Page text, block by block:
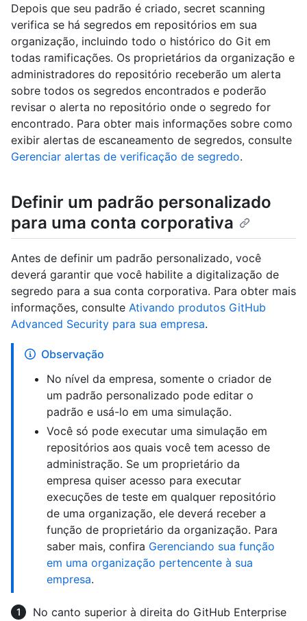
Depois que seu padrão é criado, secret scanning
verifica se há segredos em repositórios em sua
organização, incluindo todo o histórico do Git em
todas ramificações. Os proprietários da organização e
administradores do repositório receberão um alerta
sobre todos os segredos encontrados e poderão
revisar o alerta no repositório onde o segredo for
encontrado. Para obter mais informações sobre como
exibir alertas de escaneamento de segredos, consulte
Gerenciar alertas de verificação de segredo.
Definir um padrão personalizado
para uma conta corporativa
Antes de definir um padrão personalizado, você
deverá garantir que você habilite a digitalização de
segredo para a sua conta corporativa. Para obter mais
informações, consulte Ativando produtos GitHub
Advanced Security para sua empresa.
Observação
No nível da empresa, somente o criador de
um padrão personalizado pode editar o
padrão e usá-lo em uma simulação.
Você só pode executar uma simulação em
repositórios aos quais você tem acesso de
administração. Se um proprietário da
empresa quiser acesso para executar
execuções de teste em qualquer repositório
de uma organização, ele deverá receber a
função de proprietário da organização. Para
saber mais, confira Gerenciando sua função
em uma organização pertencente à sua
empresa.
No canto superior à direita do GitHub Enterprise